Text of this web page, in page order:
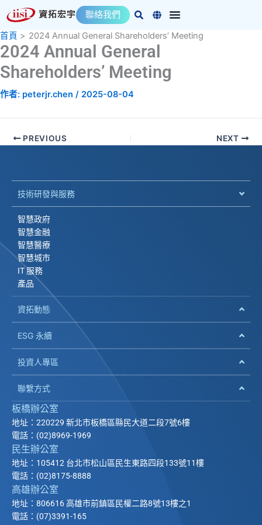
至
主
要
容
聯絡我們
首頁
2024 Annual General Shareholders’ Meeting
2024 Annual General
Shareholders’ Meeting
作者: peterjr.chen / 2025-08-04
PREVIOUS NEXT
技術研發與服務
智慧政府
智慧金融
智慧醫療
智慧城市
IT 服務
產品
資拓動態
ESG 永續
投資人專區
聯繫方式
板橋辦公室
地址：220229 新北市板橋區縣民大道二段7號6樓
電話：(02)8969-1969
民生辦公室
地址：105412 台北市松山區民生東路四段133號11樓
電話：(02)8175-8888
高雄辦公室
地址：806616 高雄市前鎮區民權二路8號13樓之1
電話：(07)3391-165